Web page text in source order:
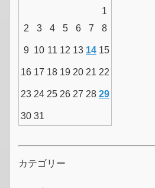
1
2
3 4 5 6 7 8
9 10 11 12 13 14 15
16 17 18 19 20 21 22
23 24 25 26 27 28 29
30 31
カテゴリー